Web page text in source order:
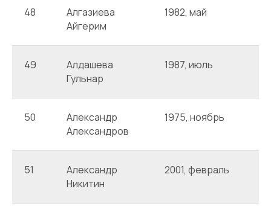
48
Алгазиева
Айгерим
1982, май
49
Алдашева
Гульнар
1987, июль
50
Александр
Александров
1975, ноябрь
51
Александр
Никитин
2001, февраль